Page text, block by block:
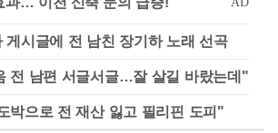
게시글에 전 남친 장기하 노래 선곡
전 남편 서글서글…잘 살길 바랐는데"
박으로 전 재산 잃고 필리핀 도피"